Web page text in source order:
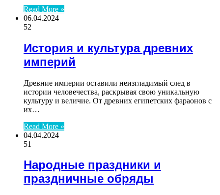
Read More »
06.04.2024
52
История и культура древних
империй
Древние империи оставили неизгладимый след в
истории человечества, раскрывая свою уникальную
культуру и величие. От древних египетских фараонов с
их…
Read More »
04.04.2024
51
Народные праздники и
праздничные обряды